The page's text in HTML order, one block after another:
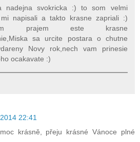
nadejna svokricka :) to som velmi
napisali a takto krasne zapriali :)
prajem este krasne
sa urcite postara o chutne
Novy rok,nech vam prinesie
ocakavate :)
22:41
krásně, přeju krásné Vánoce plné